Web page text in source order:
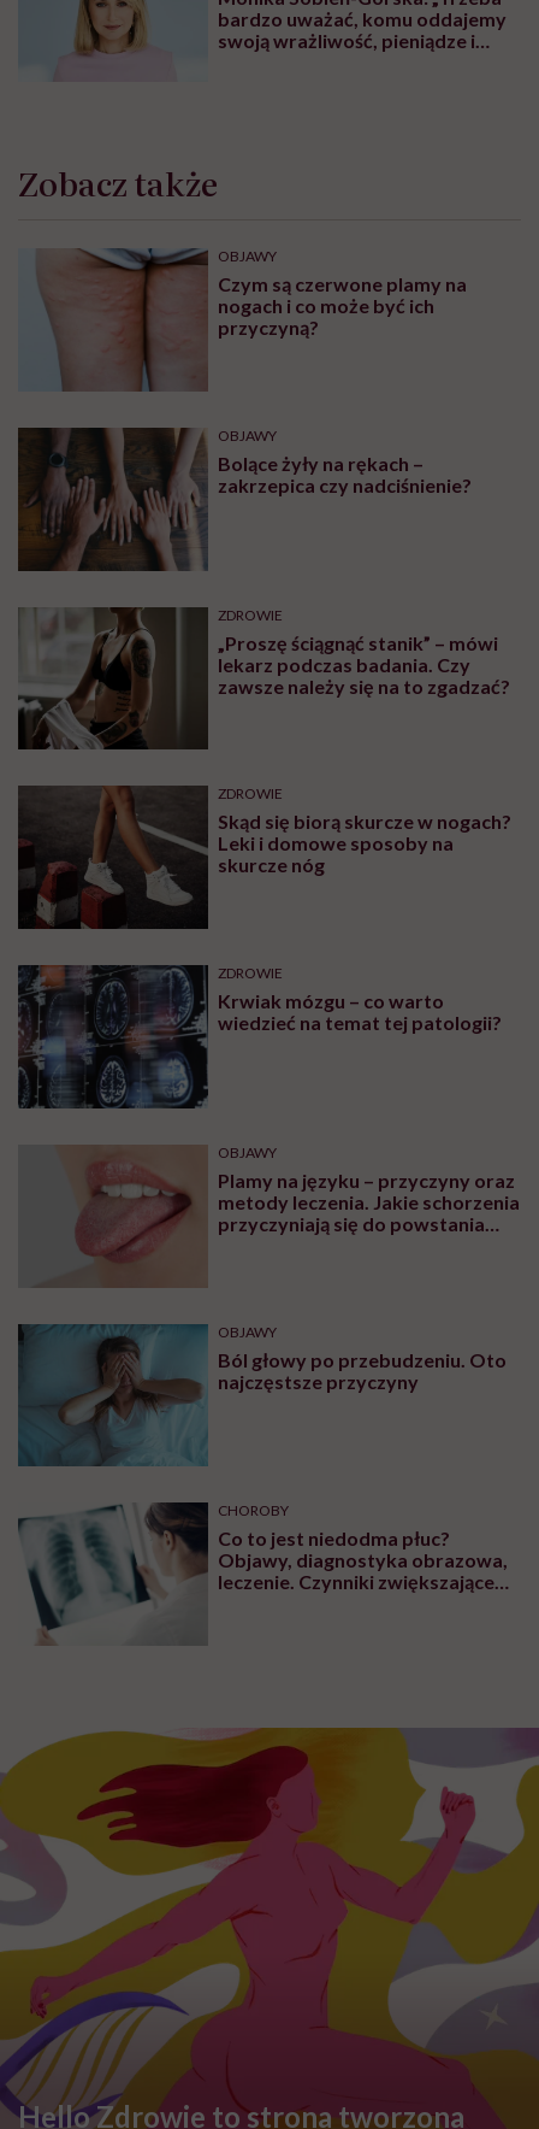
bardzo uważać, komu oddajemy
swoją wrażliwość, pieniądze i
Zobacz także
OBJAWY
Czym są czerwone plamy na
nogach i co może być ich
przyczyną?
OBJAWY
Bolące żyły na rękach –
zakrzepica czy nadciśnienie?
ZDROWIE
„Proszę ściągnąć stanik” – mówi
lekarz podczas badania. Czy
zawsze należy się na to zgadzać?
ZDROWIE
Skąd się biorą skurcze w nogach?
Leki i domowe sposoby na
skurcze nóg
ZDROWIE
Krwiak mózgu – co warto
wiedzieć na temat tej patologii?
OBJAWY
Plamy na języku – przyczyny oraz
metody leczenia. Jakie schorzenia
przyczyniają się do powstania
OBJAWY
Ból głowy po przebudzeniu. Oto
najczęstsze przyczyny
CHOROBY
Co to jest niedodma płuc?
Objawy, diagnostyka obrazowa,
leczenie. Czynniki zwiększające
Hello Zdrowie to strona tworzona